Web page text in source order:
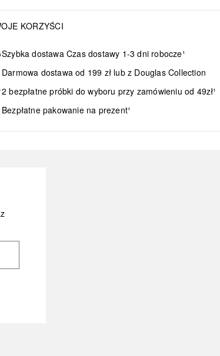
KORZYŚCI
Szybka dostawa Czas dostawy 1-3 dni robocze¹
Darmowa dostawa od 199 zł lub z Douglas Collection
2 bezpłatne próbki do wyboru przy zamówieniu od 49zł¹
Bezpłatne pakowanie na prezent¹